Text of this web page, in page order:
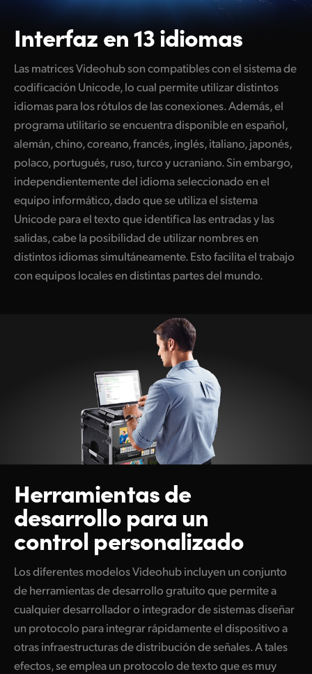
Interfaz en 13 idiomas
Las matrices Videohub son compatibles con el sistema de
codificación Unicode, lo cual permite utilizar distintos
idiomas para los rótulos de las conexiones. Además, el
programa utilitario se encuentra disponible en español,
alemán, chino, coreano, francés, inglés, italiano, japonés,
polaco, portugués, ruso, turco y ucraniano. Sin embargo,
independientemente del idioma seleccionado en el
equipo informático, dado que se utiliza el sistema
Unicode para el texto que identifica las entradas y las
salidas, cabe la posibilidad de utilizar nombres en
distintos idiomas simultáneamente. Esto facilita el trabajo
con equipos locales en distintas partes del mundo.
Herramientas de
desarrollo para un
control personalizado
Los diferentes modelos Videohub incluyen un conjunto
de herramientas de desarrollo gratuito que permite a
cualquier desarrollador o integrador de sistemas diseñar
un protocolo para integrar rápidamente el dispositivo a
otras infraestructuras de distribución de señales. A tales
efectos, se emplea un protocolo de texto que es muy